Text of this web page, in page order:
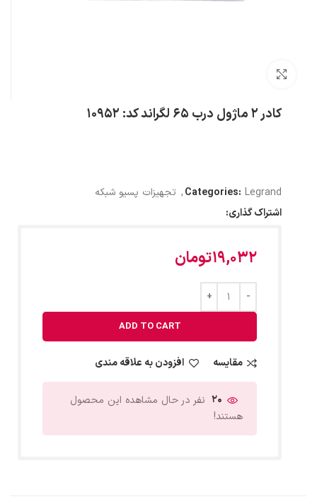
کادر ۲ ماژول درب ۶۵ لگراند کد: ۱۰۹۵۲
Categories: Legrand
, تجهیزات پسیو شبکه
اشتراک گذاری:
19,032تومان
ADD TO CART
مقایسه افزودن به علاقه مندی
20 نفر در حال مشاهده این محصول
هستند!